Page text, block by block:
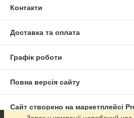
Контакти
Доставка та оплата
Графік роботи
Повна версія сайту
Сайт створено на маркетплейсі